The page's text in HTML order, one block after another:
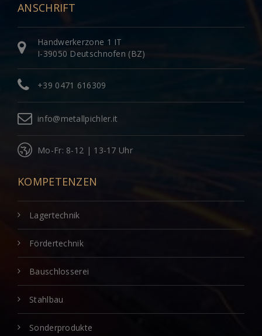
ANSCHRIFT
Handwerkerzone 1 IT
I-39050 Deutschnofen (BZ)
+39 0471 616309
info@metallpichler.it
Mo-Fr: 8-12 | 13-17 Uhr
KOMPETENZEN
Lagertechnik
Fördertechnik
Bauschlosserei
Stahlbau
Sonderprodukte